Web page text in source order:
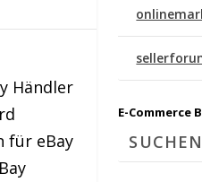
Händler
für eBay
E-Commerce